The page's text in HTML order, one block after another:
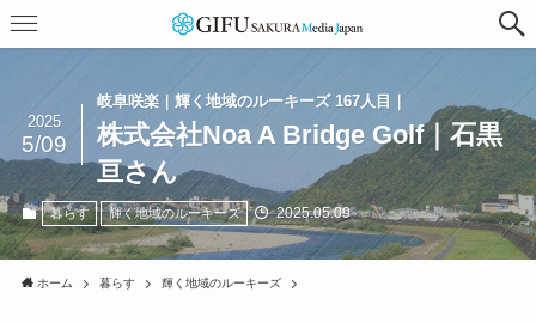
岐阜咲楽｜輝く地域のルーキーズ 167人目｜
株式会社Noa A Bridge Golf｜石黒
亘さん
2025
5/09
暮らす 輝く地域のルーキーズ 2025.05.09
ホーム 暮らす 輝く地域のルーキーズ